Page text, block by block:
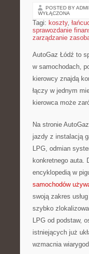
POSTED BY
WYŁĄCZONA
Tagi: koszty,
sprawozdanie
zarządzanie
AutoGaz Łódź to
w samochodach,
kierowcy znajdą
łączy w jednym
kierowca może
Na stronie
jazdy z instalacją
LPG, odmian
konkretnego auta.
encyklopedią w
samochodów
swoją zakres
szybko
LPG od podstaw,
istniejących już
wzmacnia